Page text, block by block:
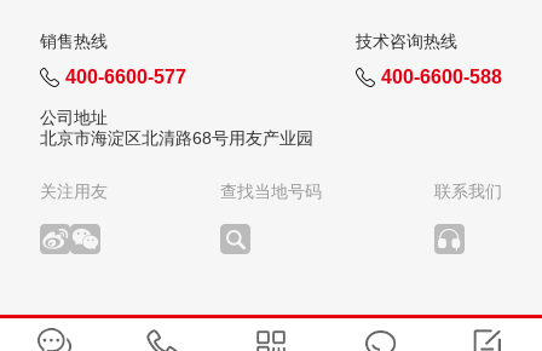
销售热线
400-6600-577
技术咨询热线
400-6600-588
公司地址
北京市海淀区北清路68号用友产业园
关注用友 查找当地号码 联系我们
版权所有：用友网络科技股份有限公司